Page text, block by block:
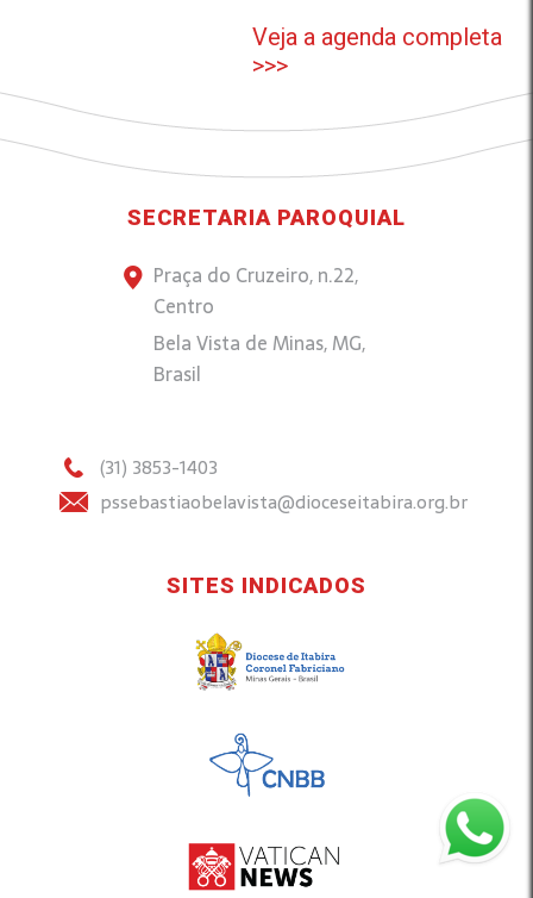
Veja a agenda completa
>>>
SECRETARIA PAROQUIAL
Praça do Cruzeiro, n.22,
Centro
Bela Vista de Minas, MG,
Brasil
(31) 3853-1403
pssebastiaobelavista@dioceseitabira.org.br
SITES INDICADOS